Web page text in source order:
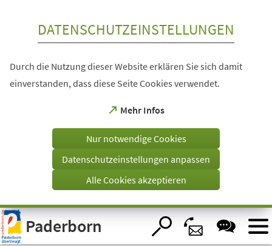
Visuelle
Assistenzsoftware
öffnen.
DATENSCHUTZEINSTELLUNGEN
Durch die Nutzung dieser Website erklären Sie sich damit
einverstanden, dass diese Seite Cookies verwendet.
Mehr Infos
(Öffnet
einem
Tab)
Nur notwendige Cookies
Datenschutzeinstellungen anpassen
Alle Cookies akzeptieren
Paderborn